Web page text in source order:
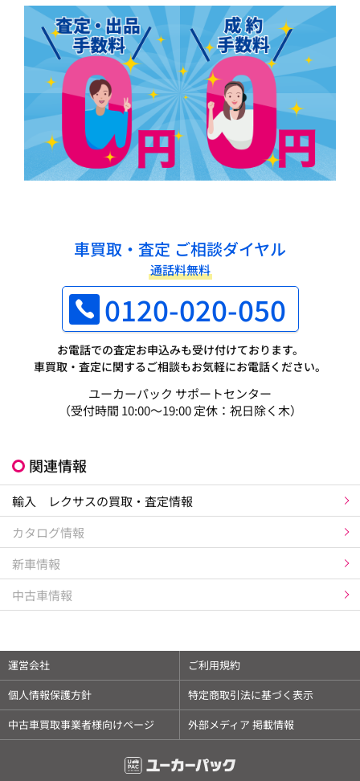
車買取・査定 ご相談ダイヤル
通話料無料
0120-020-050
お電話での査定お申込みも受け付けております。
車買取・査定に関するご相談もお気軽にお電話ください。
ユーカーパック サポートセンター
（受付時間 10:00～19:00 定休：祝日除く木）
関連情報
輸入 レクサスの買取・査定情報
カタログ情報
新車情報
中古車情報
運営会社
ご利用規約
個人情報保護方針
特定商取引法に基づく表示
中古車買取事業者様向けページ
外部メディア 掲載情報